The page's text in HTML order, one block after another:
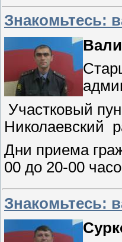
Знакомьтесь:
Участковый
Николаевский
Дни приема
00 до 20-00
Знакомьтесь: